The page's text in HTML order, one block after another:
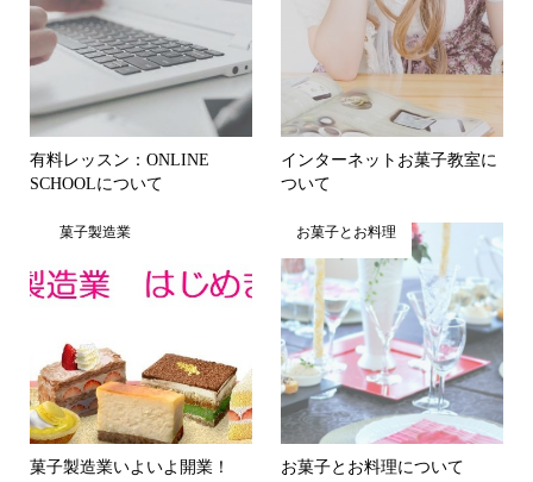
有料レッスン：ONLINE
SCHOOLについて
インターネットお菓子教室に
ついて
菓子製造業
菓子製造業いよいよ開業！
お菓子とお料理
お菓子とお料理について